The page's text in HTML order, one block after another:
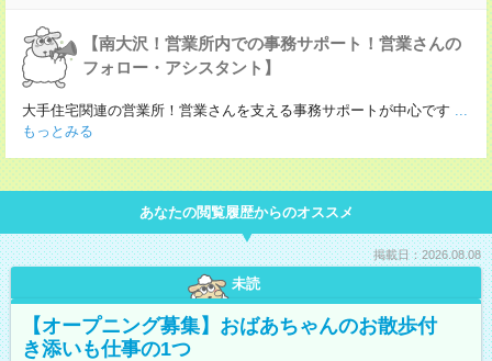
【南大沢！営業所内での事務サポート！営業さんの
フォロー・アシスタント】
大手住宅関連の営業所！営業さんを支える事務サポートが中心です ...
もっとみる
あなたの閲覧履歴からのオススメ
掲載日：2026.08.08
未読
【オープニング募集】おばあちゃんのお散歩付
き添いも仕事の1つ